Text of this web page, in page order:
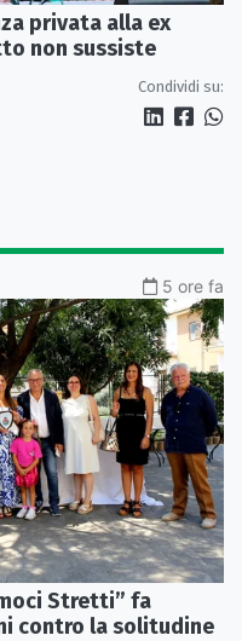
privata alla ex
non sussiste
Condividi su:
5 ore fa
Stretti” fa
contro la solitudine